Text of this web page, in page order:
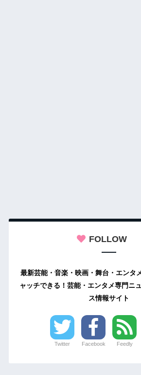
FOLLOW
最新芸能・音楽・映画・舞台・エンタ
ャッチできる！芸能・エンタメ専門ニ
ス情報サイト
Twitter Facebook Feedly